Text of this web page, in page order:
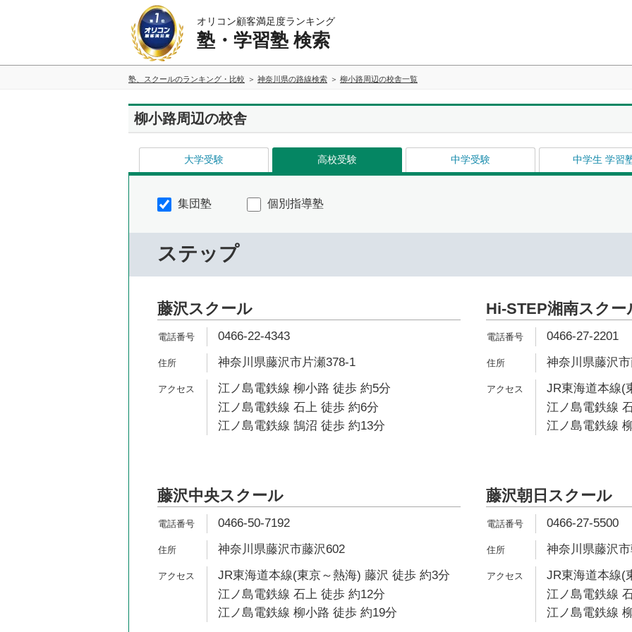
オリコン顧客満足度ランキング
塾・学習塾 検索
塾、スクールのランキング・比較 神奈川県の路線検索 柳小路周辺の校舎一覧
柳小路周辺の校舎
大学受験 高校受験 中学受験 中学生 学習
集団塾 個別指導塾
ステップ
藤沢スクール
0466-22-4343
神奈川県藤沢市片瀬378-1
江ノ島電鉄線 柳小路 徒歩 約5分
江ノ島電鉄線 石上 徒歩 約6分
江ノ島電鉄線 鵠沼 徒歩 約13分
Hi-STEP湘南スクー
0466-27-2201
神奈川県藤沢
JR東海道本線(
江ノ島電鉄線
江ノ島電鉄線
藤沢中央スクール
0466-50-7192
神奈川県藤沢市藤沢602
JR東海道本線(東京～熱海) 藤沢 徒歩 約3分
江ノ島電鉄線 石上 徒歩 約12分
江ノ島電鉄線 柳小路 徒歩 約19分
藤沢朝日スクール
0466-27-5500
神奈川県藤沢
JR東海道本線(
江ノ島電鉄線
江ノ島電鉄線